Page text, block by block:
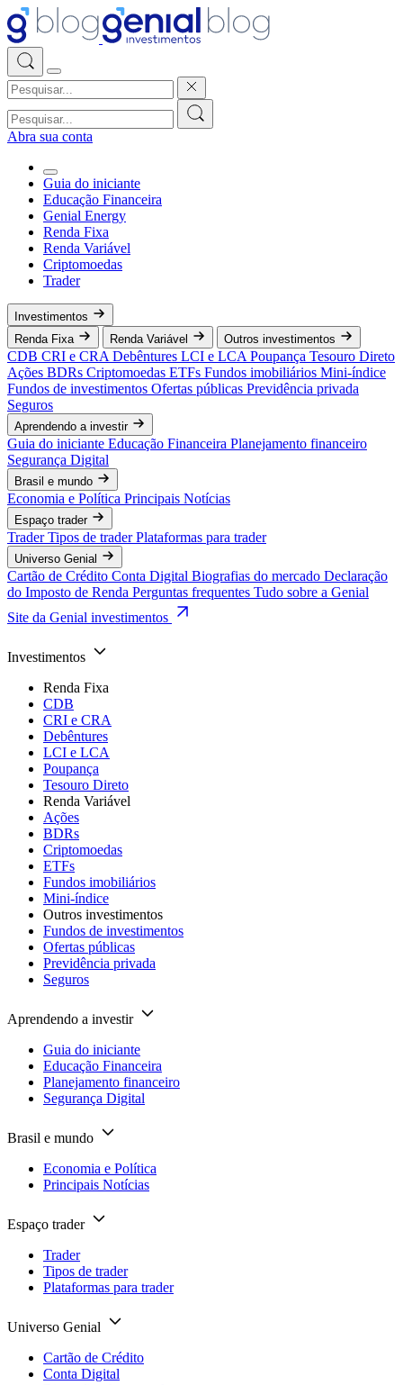
Abra sua conta
Guia do iniciante
Educação Financeira
Genial Energy
Renda Fixa
Renda Variável
Criptomoedas
Trader
Investimentos
Renda Fixa
Renda Variável Outros investimentos
CDB CRI e CRA Debêntures LCI e LCA Poupança Tesouro Direto
Ações BDRs Criptomoedas ETFs Fundos imobiliários Mini-índice
Fundos de investimentos Ofertas públicas Previdência privada
Seguros
Aprendendo a investir
Guia do iniciante Educação Financeira Planejamento financeiro
Segurança Digital
Brasil e mundo
Economia e Política Principais Notícias
Espaço trader
TraderTipos de traderPlataformas para trader
Universo Genial
Cartão de Crédito Conta Digital Biografias do mercado Declaração
do Imposto de Renda Perguntas frequentes Tudo sobre a Genial
Site da Genial investimentos
Investimentos
Renda Fixa
CDB
CRI e CRA
Debêntures
LCI e LCA
Poupança
Tesouro Direto
Renda Variável
Ações
BDRs
Criptomoedas
ETFs
Fundos imobiliários
Mini-índice
Outros investimentos
Fundos de investimentos
Ofertas públicas
Previdência privada
Seguros
Aprendendo a investir
Guia do iniciante
Educação Financeira
Planejamento financeiro
Segurança Digital
Brasil e mundo
Economia e Política
Principais Notícias
Espaço trader
Trader
Tipos de trader
Plataformas para trader
Universo Genial
Cartão de Crédito
Conta Digital